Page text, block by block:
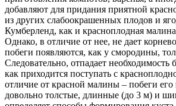
добавляют для придания приятной
из других слабоокрашенных плодов и
Кумберленд, как и красноплодная
Однако, в отличие от нее, не дает
побеги появляются, как у смородины,
Следовательно, отпадает необходимость
как приходится поступать с
отличие от красной малины – побеги его
довольно толстые, длинные (до 3 м) и